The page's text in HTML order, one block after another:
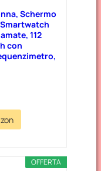
Schermo
112
con
OFFERTA